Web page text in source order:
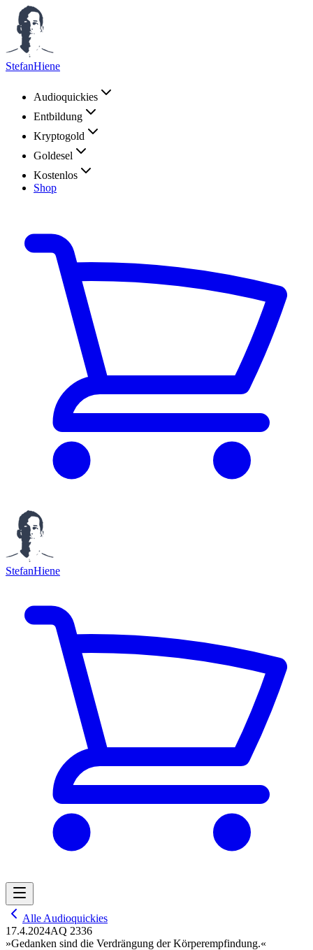
StefanHiene
Audioquickies
Entbildung
Kryptogold
Goldesel
Kostenlos
Shop
StefanHiene
Alle Audioquickies
17.4.2024AQ 2336
»Gedanken sind die Verdrängung der Körperempfindung.«